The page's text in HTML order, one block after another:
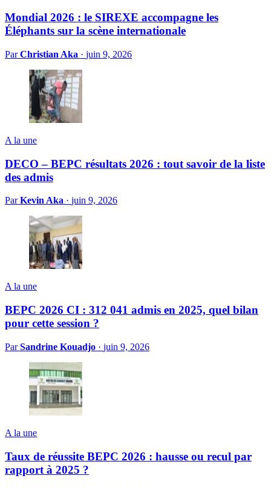
Mondial 2026 : le SIREXE accompagne les
Éléphants sur la scène internationale
ParChristian Aka · juin 9, 2026
A la une
DECO – BEPC résultats 2026 : tout savoir de la liste
des admis
ParKevin Aka · juin 9, 2026
A la une
BEPC 2026 CI : 312 041 admis en 2025, quel bilan
pour cette session ?
ParSandrine Kouadjo · juin 9, 2026
A la une
Taux de réussite BEPC 2026 : hausse ou recul par
rapport à 2025 ?